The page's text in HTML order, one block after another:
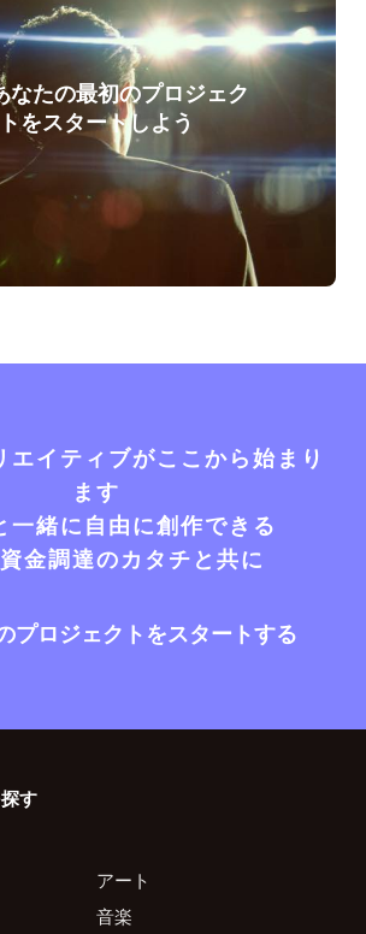
なたの最初のプロジェク
トをスタートしよう
エイティブがここから始まり
ます
一緒に自由に創作できる
金調達のカタチと共に
プロジェクトをスタートする
す
アート
音楽